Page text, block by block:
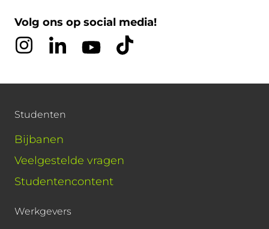
Volg ons op social media!
Studenten
Bijbanen
Veelgestelde vragen
Studentencontent
Werkgevers